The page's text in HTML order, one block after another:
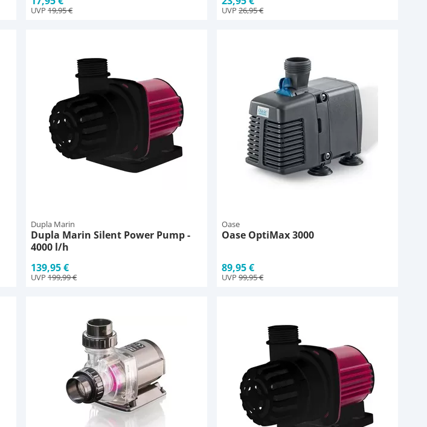
UVP 19,95 € UVP 26,95 €
Dupla Marin
Dupla Marin Silent Power Pump -
4000 l/h
139,95 €
UVP 199,99 €
Oase
Oase OptiMax 3000
89,95 €
UVP 99,95 €